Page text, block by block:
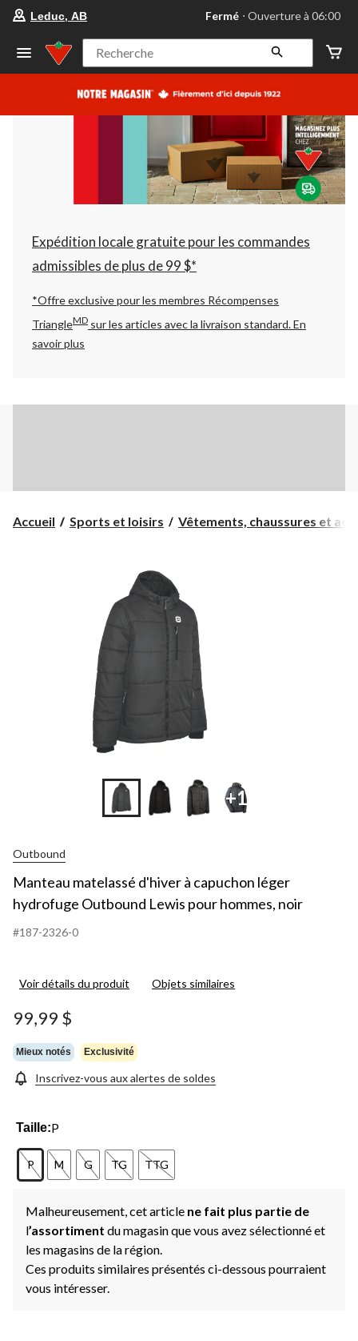
votre
préféré
Leduc,
AB,
courament
Ouverture
à
06:00
cliquer
pour
changer
Leduc, AB Fermé ⋅ Ouverture à 06:00
Recherche
Expédition locale gratuite pour les commandes
admissibles de plus de 99 $*
*Offre exclusive pour les membres Récompenses
TriangleMD sur les articles avec la livraison standard.En
savoir plus
Accueil Sports et loisirs Vêtements, chaussures et
+1
Outbound
Manteau matelassé d'hiver à capuchon léger
hydrofuge Outbound Lewis pour hommes, noir
#187-2326-0
Voir détails du produit Objets similaires
99,99 $
Mieux notés Exclusivité
Inscrivez-vous aux alertes de soldes
Taille:P
P M G TG TTG
Malheureusement, cet article ne fait plus partie de
l’assortiment du magasin que vous avez sélectionné et
les magasins de la région.
Ces produits similaires présentés ci-dessous pourraient
vous intéresser.